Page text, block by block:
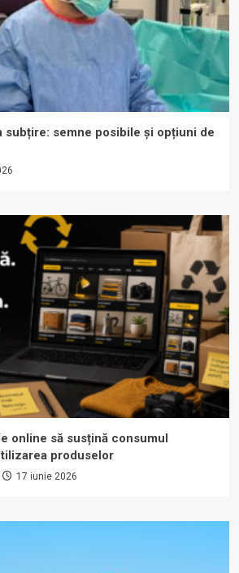
subțire: semne posibile și opțiuni de
online să susțină consumul
produselor
17 iunie 2026